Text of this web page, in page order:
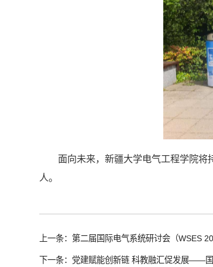
面向未来，新疆大学电气工程学院
人。
上一条：第二届国际电气系统研讨会（WSES
下一条：党建赋能创新链 科教融汇促发展——